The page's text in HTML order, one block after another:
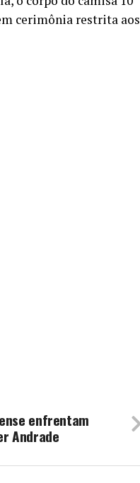
cerimônia restrita aos
enfrentam
Andrade